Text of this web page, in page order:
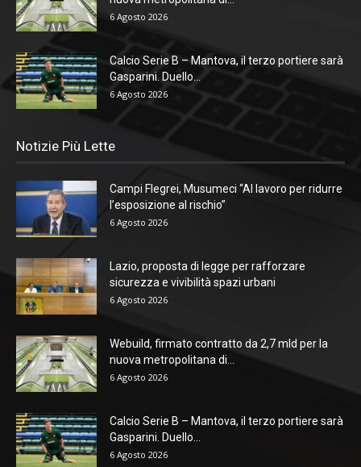
6 Agosto 2026
Calcio Serie B – Mantova, il terzo portiere sarà
Gasparini. Duello...
6 Agosto 2026
Notizie Più Lette
Campi Flegrei, Musumeci “Al lavoro per ridurre
l’esposizione al rischio”
6 Agosto 2026
Lazio, proposta di legge per rafforzare
sicurezza e vivibilità spazi urbani
6 Agosto 2026
Webuild, firmato contratto da 2,7 mld per la
nuova metropolitana di...
6 Agosto 2026
Calcio Serie B – Mantova, il terzo portiere sarà
Gasparini. Duello...
6 Agosto 2026